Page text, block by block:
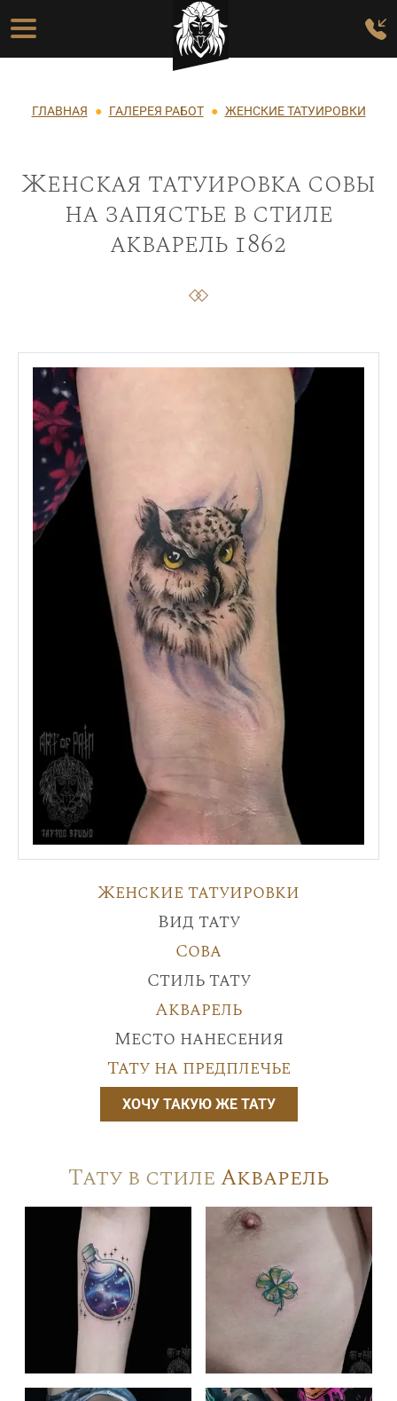
Перейти к основному содержанию
Основная навигация
Строка навигации
ГЛАВНАЯ ГАЛЕРЕЯ РАБОТ ЖЕНСКИЕ ТАТУИРОВКИ
Женская татуировка совы
на запястье в стиле
акварель 1862
Женские татуировки
Вид тату
Сова
Стиль тату
Акварель
Место нанесения
Тату на предплечье
ХОЧУ ТАКУЮ ЖЕ ТАТУ
Тату в стиле Акварель